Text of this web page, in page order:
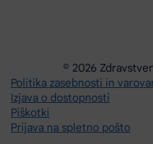
© 2026
Politika zasebnosti in
Izjava o dostopnosti
Piškotki
Prijava na spletno pošto